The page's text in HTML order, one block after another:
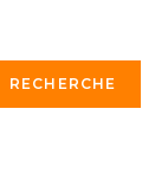
RECHERCHE